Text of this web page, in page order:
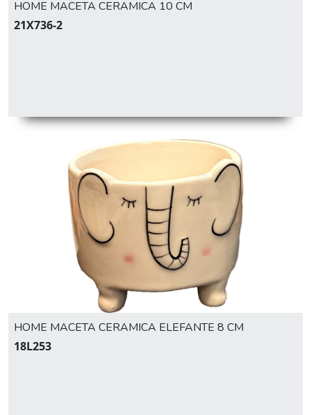
HOME MACETA CERAMICA 10 CM
21X736-2
HOME MACETA CERAMICA ELEFANTE 8 CM
18L253